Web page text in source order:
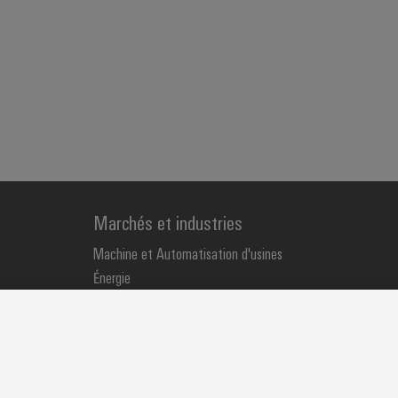
Marchés et industries
Machine et Automatisation d'usines
Énergie